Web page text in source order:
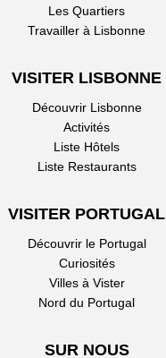
Les Quartiers
Travailler à Lisbonne
VISITER LISBONNE
Découvrir Lisbonne
Activités
Liste Hôtels
Liste Restaurants
VISITER PORTUGAL
Découvrir le Portugal
Curiosités
Villes à Vister
Nord du Portugal
SUR NOUS